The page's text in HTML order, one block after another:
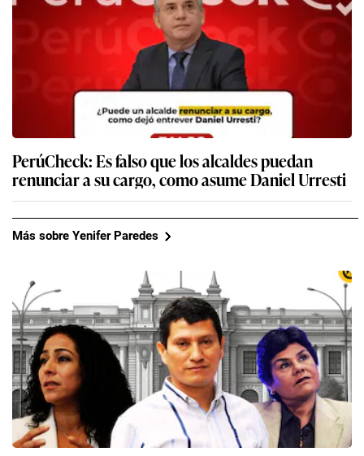
PerúCheck: Es falso que los alcaldes puedan
renunciar a su cargo, como asume Daniel Urresti
Más sobre Yenifer Paredes